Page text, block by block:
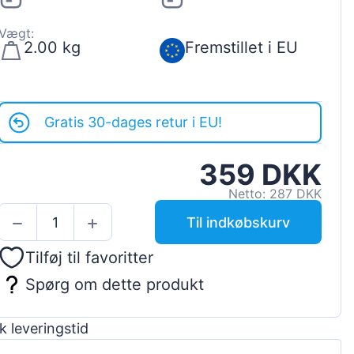
2.00 kg Fremstillet i EU
Gratis 30-dages retur i EU!
359 DKK
Netto: 287 DKK
Til indkøbskurv
Tilføj til favoritter
Spørg om dette produkt
leveringstid